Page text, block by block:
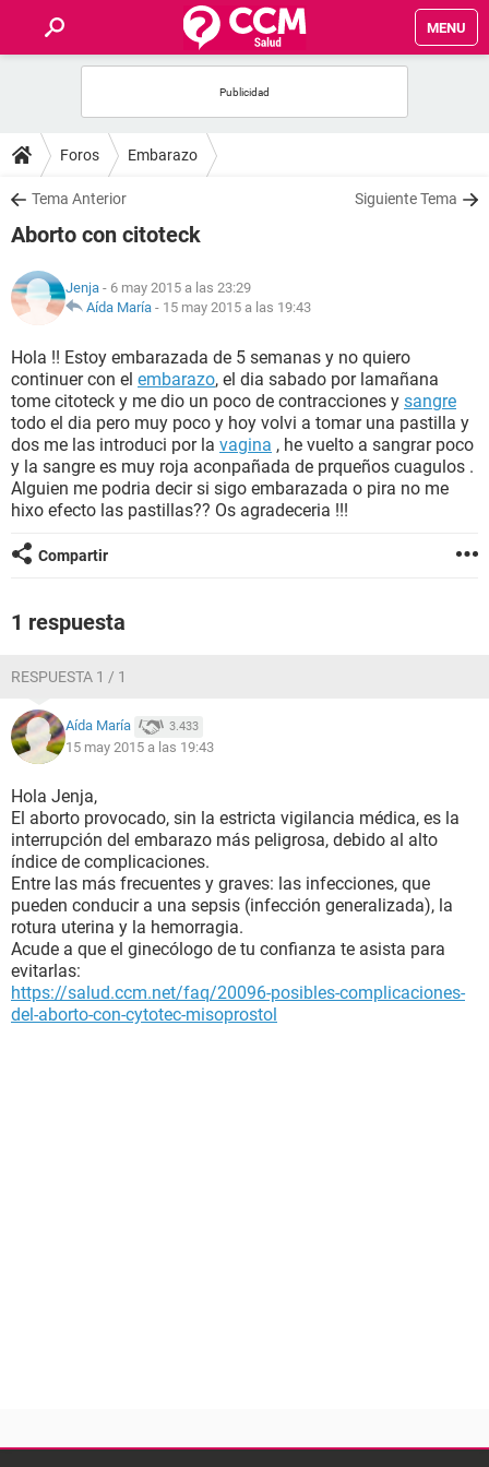
MENU
FOROS
SALUD
NUTRICIÓN
BIENESTAR
SEXUALIDAD
GLOSARIO
Foros Embarazo
Tema Anterior Siguiente Tema
Aborto con citoteck
Jenja - 6 may 2015 a las 23:29
Aída María - 15 may 2015 a las 19:43
Hola !! Estoy embarazada de 5 semanas y no quiero
continuer con el embarazo, el dia sabado por lamañana
tome citoteck y me dio un poco de contracciones y sangre
todo el dia pero muy poco y hoy volvi a tomar una pastilla y
dos me las introduci por la vagina , he vuelto a sangrar poco
y la sangre es muy roja aconpañada de prqueños cuagulos .
Alguien me podria decir si sigo embarazada o pira no me
hixo efecto las pastillas?? Os agradeceria !!!
Compartir
1 respuesta
RESPUESTA 1 / 1
Aída María 3.433
15 may 2015 a las 19:43
Hola Jenja,
El aborto provocado, sin la estricta vigilancia médica, es la
interrupción del embarazo más peligrosa, debido al alto
índice de complicaciones.
Entre las más frecuentes y graves: las infecciones, que
pueden conducir a una sepsis (infección generalizada), la
rotura uterina y la hemorragia.
Acude a que el ginecólogo de tu confianza te asista para
evitarlas:
https://salud.ccm.net/faq/20096-posibles-complicaciones-
del-aborto-con-cytotec-misoprostol